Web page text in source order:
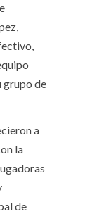
grupo de
a
la
de